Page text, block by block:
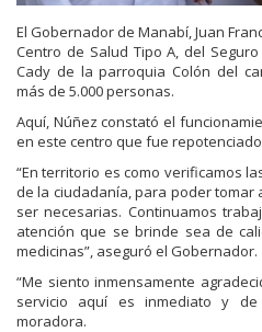
El Gobernador de Manabí, Juan
Centro de Salud Tipo A, del
Cady de la parroquia Colón del
más de 5.000 personas.
Aquí, Núñez constató el
en este centro que fue
“En territorio es como verificamos
de la ciudadanía, para poder tomar
ser necesarias. Continuamos
atención que se brinde sea de
medicinas”, aseguró el Gobernador.
“Me siento inmensamente
servicio aquí es inmediato y de
moradora.